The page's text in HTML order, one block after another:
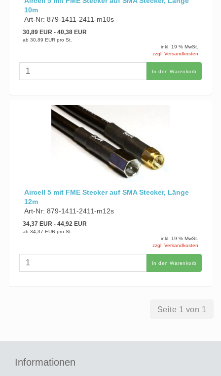
10m
Art-Nr: 879-1411-2411-m10s
30,89 EUR- 40,38 EUR
ab 30,89 EUR pro St.
inkl. 19 % MwSt.
zzgl. Versandkosten
In den Warenkorb
Aircell 5 mit FME Stecker auf SMA Stecker, Länge
12m
Art-Nr: 879-1411-2411-m12s
34,37 EUR- 44,92 EUR
ab 34,37 EUR pro St.
inkl. 19 % MwSt.
zzgl. Versandkosten
In den Warenkorb
Seite 1 von 1
Informationen